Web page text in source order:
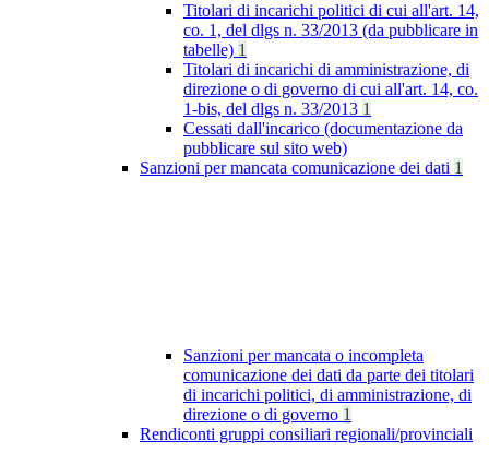
Titolari di incarichi politici di cui all'art. 14,
co. 1, del dlgs n. 33/2013 (da pubblicare in
tabelle) 1
Titolari di incarichi di amministrazione, di
direzione o di governo di cui all'art. 14, co.
1-bis, del dlgs n. 33/2013 1
Cessati dall'incarico (documentazione da
pubblicare sul sito web)
Sanzioni per mancata comunicazione dei dati 1
Sanzioni per mancata o incompleta
comunicazione dei dati da parte dei titolari
di incarichi politici, di amministrazione, di
direzione o di governo 1
Rendiconti gruppi consiliari regionali/provinciali